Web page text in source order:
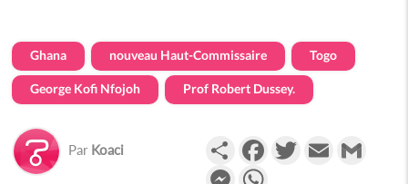
Ghana nouveau Haut-Commissaire Togo
George Kofi Nfojoh Prof Robert Dussey.
Par Koaci PartagerFacebookTwitterEmail
Messenger